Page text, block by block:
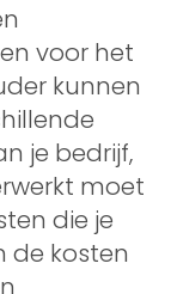
voor het
kunnen
je bedrijf,
moet
die je
de kosten